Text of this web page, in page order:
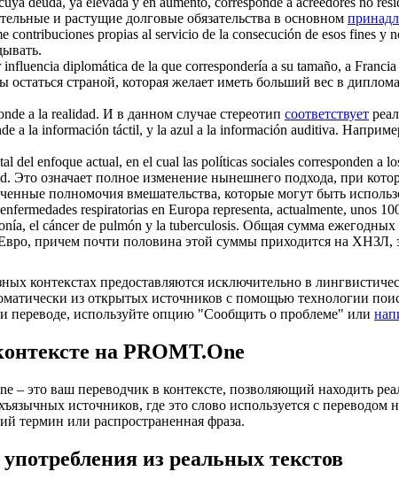
и растущие долговые обязательства в основном
contribuciones propias al servicio de la consecución de esos fines y
influencia diplomática de la que correspondería a su tamaño, a
остаться страной, которая желает иметь больший вес в
a la realidad. И в данном случае стереотип соответствует
a la información táctil, y la azul a la información auditiva.
del enfoque actual, en el cual las políticas sociales corresponden a
Это означает полное изменение нынешнего подхода, при
полномочия вмешательства, которые могут быть
respiratorias en Europa representa, actualmente, unos
el cáncer de pulmón y la tuberculosis. Общая сумма ежегодных
причем почти половина этой суммы приходится на ХНЗЛ,
контекстах предоставляются исключительно в
из открытых источников с помощью технологии
переводе, используйте опцию "Сообщить о проблеме" или
на PROMT.One
– это ваш переводчик в контексте, позволяющий находить
источников, где это слово используется с
термин или распространенная фраза.
из реальных текстов